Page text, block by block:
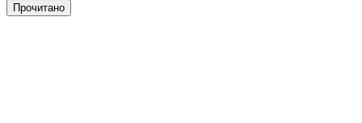
Прочитано